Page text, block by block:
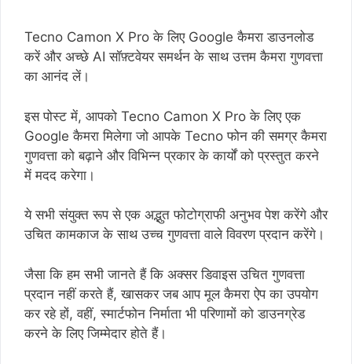
Tecno Camon X Pro के लिए Google कैमरा डाउनलोड
करें और अच्छे AI सॉफ़्टवेयर समर्थन के साथ उत्तम कैमरा गुणवत्ता
का आनंद लें।
इस पोस्ट में, आपको Tecno Camon X Pro के लिए एक
Google कैमरा मिलेगा जो आपके Tecno फोन की समग्र कैमरा
गुणवत्ता को बढ़ाने और विभिन्न प्रकार के कार्यों को प्रस्तुत करने
में मदद करेगा।
ये सभी संयुक्त रूप से एक अद्भुत फोटोग्राफी अनुभव पेश करेंगे और
उचित कामकाज के साथ उच्च गुणवत्ता वाले विवरण प्रदान करेंगे।
जैसा कि हम सभी जानते हैं कि अक्सर डिवाइस उचित गुणवत्ता
प्रदान नहीं करते हैं, खासकर जब आप मूल कैमरा ऐप का उपयोग
कर रहे हों, वहीं, स्मार्टफोन निर्माता भी परिणामों को डाउनग्रेड
करने के लिए जिम्मेदार होते हैं।